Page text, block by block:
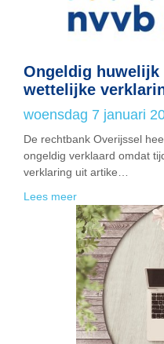
Ongeldig huwelijk
wettelijke
woensdag 7 januari
De rechtbank Overijssel
ongeldig verklaard omdat
verklaring uit artike…
Lees meer